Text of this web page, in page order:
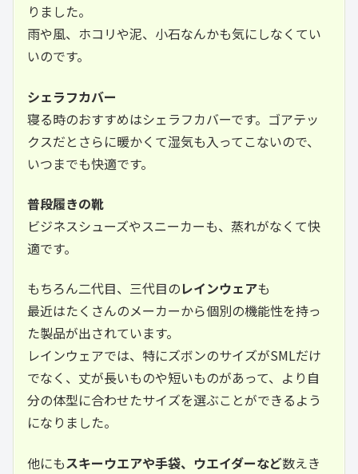
りました。
雨や風、ホコリや泥、小石なんかも気にしなくてい
いのです。
シェラフカバー
寝る時のおすすめはシェラフカバーです。ゴアテッ
クスだとさらに暖かくて湿気も入ってこないので、
いつまでも快適です。
普段履きの靴
ビジネスシューズやスニーカーも、蒸れがなくて快
適です。
もちろん二代目、三代目のレインウェアも
最近はたくさんのメーカーから個別の機能性を持っ
た製品が出されています。
レインウェアでは、特にズボンのサイズがSMLだけ
でなく、丈が長いものや短いものがあって、より自
分の体型に合わせたサイズを選ぶことができるよう
になりました。
他にもスキーウエアや手袋、ウエイダーなど数えき